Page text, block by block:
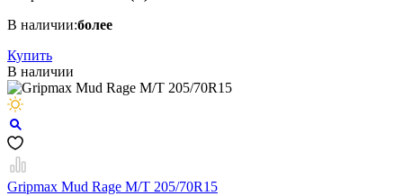
В наличии:более
Купить
В наличии
Gripmax Mud Rage M/T 205/70R15